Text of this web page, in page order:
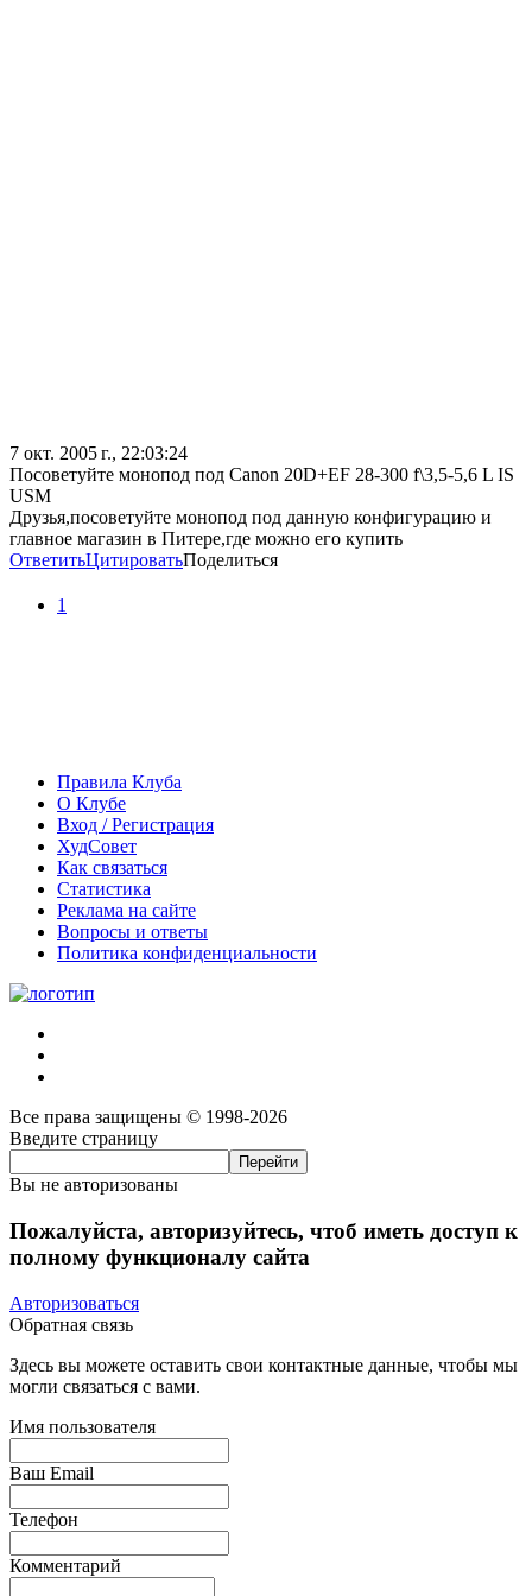
7 окт. 2005 г., 22:03:24
Посоветуйте монопод под Canon 20D+EF 28-300 f\3,5-5,6 L IS
USM
Друзья,посоветуйте монопод под данную конфигурацию и
главное магазин в Питере,где можно его купить
ОтветитьЦитироватьПоделиться
1
Правила Клуба
О Клубе
Вход / Регистрация
ХудСовет
Как связаться
Статистика
Реклама на сайте
Вопросы и ответы
Политика конфиденциальности
Все права защищены © 1998-2026
Введите страницу
Вы не авторизованы
Пожалуйста, авторизуйтесь, чтоб иметь доступ к
полному функционалу сайта
Авторизоваться
Обратная связь
Здесь вы можете оставить свои контактные данные, чтобы мы
могли связаться с вами.
Имя пользователя
Ваш Email
Телефон
Комментарий